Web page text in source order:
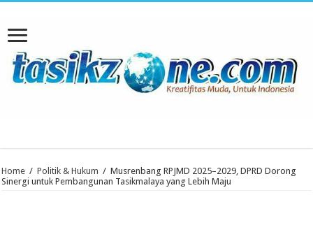
Home / Politik & Hukum / Musrenbang RPJMD 2025–2029, DPRD Dorong
Sinergi untuk Pembangunan Tasikmalaya yang Lebih Maju